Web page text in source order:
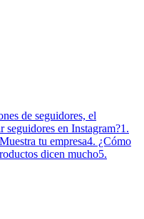
de seguidores, el
seguidores en Instagram?1.
tu empresa4. ¿Cómo
dicen mucho5.